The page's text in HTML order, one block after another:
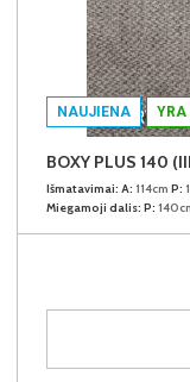
NAUJIENA YRA
BOXY PLUS 140
Išmatavimai: A: 114cm P:
Miegamoji dalis: P: